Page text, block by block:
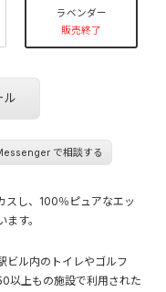
ラベンダー
販売終了
ル
で相談する
スし、100％ピュアなエッ
す。
ビル内のトイレやゴルフ
以上もの施設で利用された